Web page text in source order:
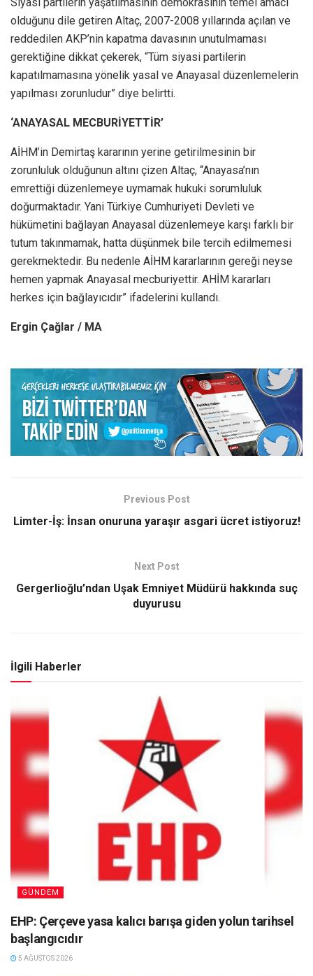
olduğunu dile getiren Altaç, 2007-2008 yıllarında açılan ve
reddedilen AKP’nin kapatma davasının unutulmaması
gerektiğine dikkat çekerek, “Tüm siyasi partilerin
kapatılmamasına yönelik yasal ve Anayasal düzenlemelerin
yapılması zorunludur” diye belirtti.
‘ANAYASAL MECBURİYETTİR’
AİHM’in Demirtaş kararının yerine getirilmesinin bir
zorunluluk olduğunun altını çizen Altaç, “Anayasa’nın
emrettiği düzenlemeye uymamak hukuki sorumluluk
doğurmaktadır. Yani Türkiye Cumhuriyeti Devleti ve
hükümetini bağlayan Anayasal düzenlemeye karşı farklı bir
tutum takınmamak, hatta düşünmek bile tercih edilmemesi
gerekmektedir. Bu nedenle AİHM kararlarının gereği neyse
hemen yapmak Anayasal mecburiyettir. AHİM kararları
herkes için bağlayıcıdır” ifadelerini kullandı.
Ergin Çağlar / MA
Previous Post
Limter-İş: İnsan onuruna yaraşır asgari ücret istiyoruz!
Next Post
Gergerlioğlu’ndan Uşak Emniyet Müdürü hakkında suç
duyurusu
İlgili Haberler
GÜNDEM
EHP: Çerçeve yasa kalıcı barışa giden yolun tarihsel
başlangıcıdır
5 AĞUSTOS 2026